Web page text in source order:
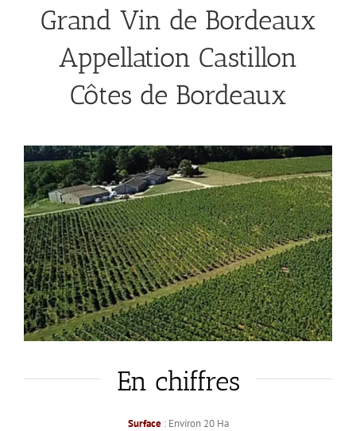
Grand Vin de Bordeaux
Appellation Castillon
Côtes de Bordeaux
En chiffres
Surface : Environ 20 Ha